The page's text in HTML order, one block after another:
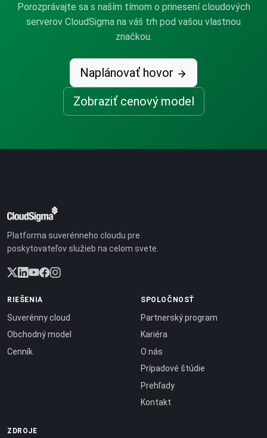
Porozprávajte sa s naším tímom o prinesení cloudových
serverov CloudSigma na váš trh pod vašou vlastnou
značkou.
Naplánovať hovor
Zobraziť cenový model
Platforma suverénneho cloudu pre
poskytovateľov služieb na celom svete.
RIEŠENIA
Suverénny cloud
Obchodný model
Cenník
SPOLOČNOSŤ
Partnerský program
Kariéra
O nás
Prípadové štúdie
Prehľady
Kontakt
ZDROJE